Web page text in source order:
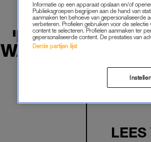
'DAT HIJ MIJ NA
WACHTEN MET
FAMILIE|
13-05-
Informatie op een apparaat opslaan en/of
Publieksgroepen begrijpen aan de hand van
aanmaken ten behoeve van gepersonaliseerde
verbeteren. Profielen gebruiken voor de
content te selecteren. Profielen aanmaken ter
gepersonaliseerde content. De prestaties van
Derde partijen lijst
Instellen